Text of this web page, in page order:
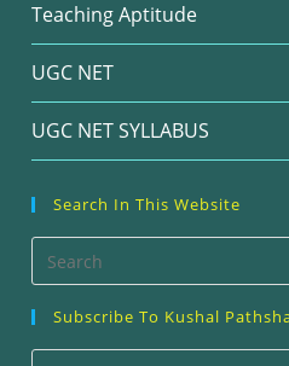
Teaching Aptitude
UGC NET
UGC NET SYLLABUS
Search In This Website
Subscribe To Kushal